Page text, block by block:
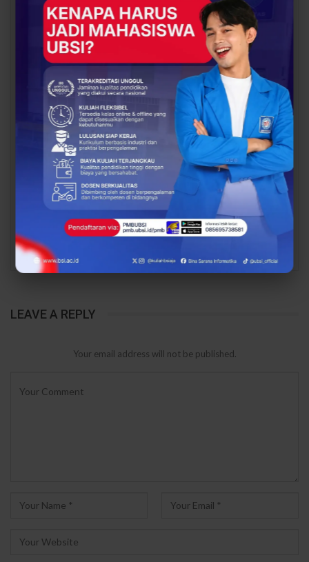
Papers ICAISD 2026,
Dorong Riset Teknologi
dan Keamanan Siber…
UBSI Cengkareng Gelar
Open Booth Spesial
dengan Beasiswa…
BERITA
Dari Catatan Manual
Menuju Digital, UBSI
Bantu Bank Sampah
Mawar Burangrang
Dari Sampah Jadi
Rupiah, UBSI Bantu
Bank Sampah Mawar
Burangrang Go Digital
Lewat…
PREV
LEAVE A REPLY
Your email address will not be published.